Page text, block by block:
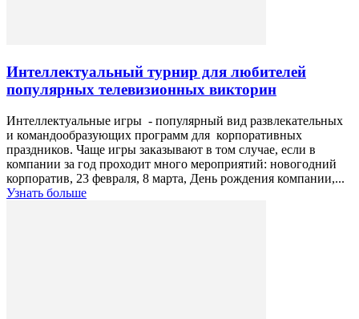
Интеллектуальный турнир для любителей
популярных телевизионных викторин
Интеллектуальные игры - популярный вид развлекательных
и командообразующих программ для корпоративных
праздников. Чаще игры заказывают в том случае, если в
компании за год проходит много мероприятий: новогодний
корпоратив, 23 февраля, 8 марта, День рождения компании,...
Узнать больше